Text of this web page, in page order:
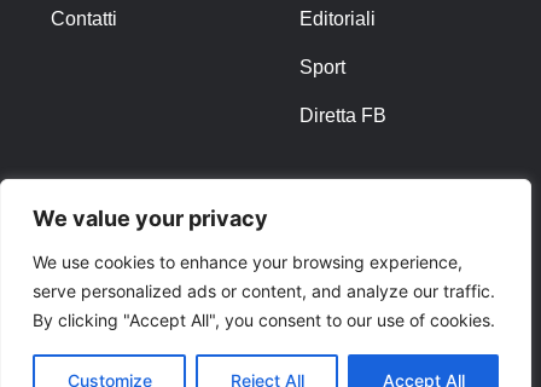
We value your privacy
We use cookies to enhance your browsing experience,
serve personalized ads or content, and analyze our traffic.
By clicking "Accept All", you consent to our use of cookies.
Customize Reject All Accept All
Contatti Editoriali
Sport
Diretta FB
Privacy Policy